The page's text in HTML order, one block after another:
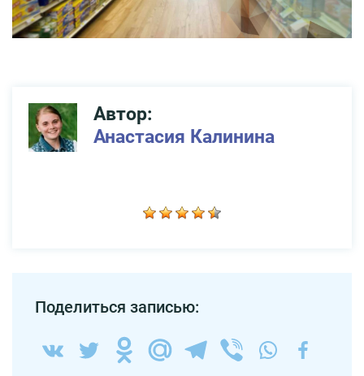
Автор:
Анастасия Калинина
Поделиться записью: